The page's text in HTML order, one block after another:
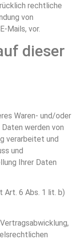
rechtliche
von
Mails, vor.
dieser
Waren- und/oder
werden von
verarbeitet und
und
Ihrer Daten
Art. 6 Abs. 1 lit. b)